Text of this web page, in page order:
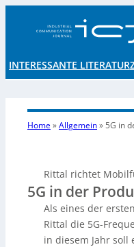
INTERESSANTE LITERATUR
Home»Allgemein» 5G in
Rittal richtet
5G in der
Als eines der
Rittal die 5G-
in diesem Jahr soll